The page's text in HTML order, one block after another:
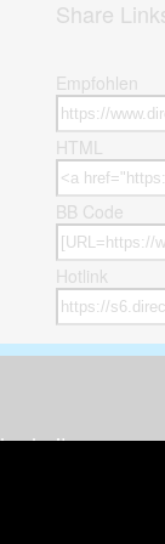
Share
Empfohlen
HTML
BB Code
Hotlink